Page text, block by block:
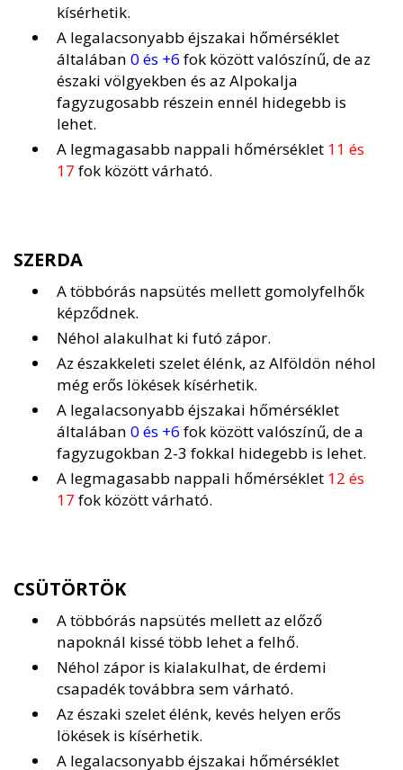
kísérhetik.
A legalacsonyabb éjszakai hőmérséklet
általában 0 és +6 fok között valószínű, de az
északi völgyekben és az Alpokalja
fagyzugosabb részein ennél hidegebb is
lehet.
A legmagasabb nappali hőmérséklet 11 és
17 fok között várható.
SZERDA
A többórás napsütés mellett gomolyfelhők
képződnek.
Néhol alakulhat ki futó zápor.
Az északkeleti szelet élénk, az Alföldön néhol
még erős lökések kísérhetik.
A legalacsonyabb éjszakai hőmérséklet
általában 0 és +6 fok között valószínű, de a
fagyzugokban 2-3 fokkal hidegebb is lehet.
A legmagasabb nappali hőmérséklet 12 és
17 fok között várható.
CSÜTÖRTÖK
A többórás napsütés mellett az előző
napoknál kissé több lehet a felhő.
Néhol zápor is kialakulhat, de érdemi
csapadék továbbra sem várható.
Az északi szelet élénk, kevés helyen erős
lökések is kísérhetik.
A legalacsonyabb éjszakai hőmérséklet